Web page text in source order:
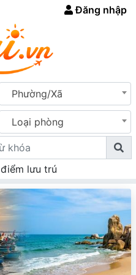
Đăng nhập
Phường/Xã
Loại phòng
điểm lưu trú